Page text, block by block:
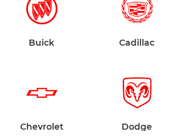
Buick Cadillac
Chevrolet Dodge